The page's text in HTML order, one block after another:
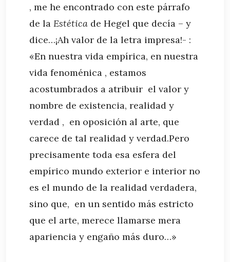
, me he encontrado con este párrafo
de la Estética de Hegel que decía – y
dice…¡Ah valor de la letra impresa!- :
«En nuestra vida empírica, en nuestra
vida fenoménica , estamos
acostumbrados a atribuir el valor y
nombre de existencia, realidad y
verdad , en oposición al arte, que
carece de tal realidad y verdad.Pero
precisamente toda esa esfera del
empírico mundo exterior e interior no
es el mundo de la realidad verdadera,
sino que, en un sentido más estricto
que el arte, merece llamarse mera
apariencia y engaño más duro…»